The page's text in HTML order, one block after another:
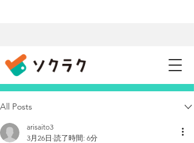
記事
All Posts
arisaito3
3月26日 読了時間: 6分